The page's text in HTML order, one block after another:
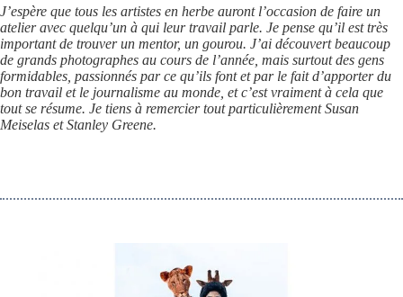
J’espère que tous les artistes en herbe auront l’occasion de faire un
atelier avec quelqu’un à qui leur travail parle. Je pense qu’il est très
important de trouver un mentor, un gourou. J’ai découvert beaucoup
de grands photographes au cours de l’année, mais surtout des gens
formidables, passionnés par ce qu’ils font et par le fait d’apporter du
bon travail et le journalisme au monde, et c’est vraiment à cela que
tout se résume. Je tiens à remercier tout particulièrement Susan
Meiselas et Stanley Greene.